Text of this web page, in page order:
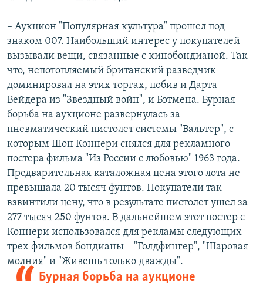
– Аукцион "Популярная культура" прошел под
знаком 007. Наибольший интерес у покупателей
вызывали вещи, связанные с кинобондианой. Так
что, непотопляемый британский разведчик
доминировал на этих торгах, побив и Дарта
Вейдера из "Звездный войн", и Бэтмена. Бурная
борьба на аукционе развернулась за
пневматический пистолет системы "Вальтер", с
которым Шон Коннери снялся для рекламного
постера фильма "Из России с любовью" 1963 года.
Предварительная каталожная цена этого лота не
превышала 20 тысяч фунтов. Покупатели так
взвинтили цену, что в результате пистолет ушел за
277 тысяч 250 фунтов. В дальнейшем этот постер с
Коннери использовался для рекламы следующих
трех фильмов бондианы – "Голдфингер", "Шаровая
молния" и "Живешь только дважды".
Бурная борьба на аукционе